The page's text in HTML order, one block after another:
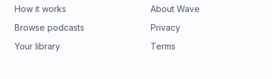
How it works
Browse podcasts
Your library
About Wave
Privacy
Terms